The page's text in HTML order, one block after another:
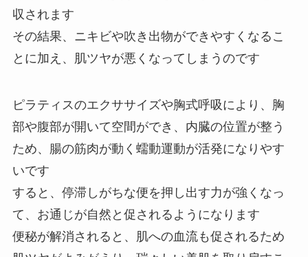
収されます
その結果、ニキビや吹き出物ができやすくなるこ
とに加え、肌ツヤが悪くなってしまうのです
ピラティスのエクササイズや胸式呼吸により、胸
部や腹部が開いて空間ができ、内臓の位置が整う
ため、腸の筋肉が動く蠕動運動が活発になりやす
いです
すると、停滞しがちな便を押し出す力が強くなっ
て、お通じが自然と促されるようになります
便秘が解消されると、肌への血流も促されるため